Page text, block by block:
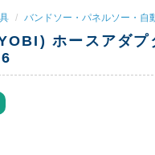
バンドソー・パネルソー・自
ホースアダ